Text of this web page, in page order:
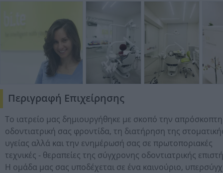
Περιγραφή Επιχείρησης
Το ιατρείο μας δημιουργήθηκε με σκοπό την απρόσκοπτη
οδοντιατρική σας φροντίδα, τη διατήρηση της
υγείας αλλά και την ενημέρωσή σας σε πρωτοποριακές
τεχνικές - θεραπείες της σύγχρονης οδοντιατρικής
Η ομάδα μας σας υποδέχεται σε ένα καινούριο,